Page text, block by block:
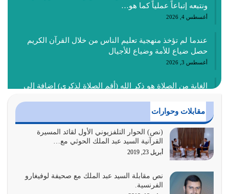
ونتبعه إتباعاً عملياً كما هو…
أغسطس 4, 2026
عندما لم تؤخذ منهجية تعليم الناس من خلال القرآن الكريم
حصل ضياع للأمة وضياع للأجيال
أغسطس 3, 2026
الغاية من الصلاة هو ذكر الله (أقم الصلاة لذكري) إضافة إلى
أغسطس 2, 2026
السبب الرئيسي لشقاء الأمة الابتعاد عن كتاب الله والتعدي
لحدود الله بالإضافات للدين
أغسطس 1, 2026
أبرز أسباب الشقاء هو الإعراض عن ذكر الله وعن هدى الله
المتمثل في القرآن الكريم
مقابلات وحوارات
(نص) الحوار التلفزيوني الأول لقائد المسيرة
القرآنية السيد عبد الملك الحوثي مع…
أبريل 23, 2019
نص مقابلة السيد عبد الملك مع صحيفة لوفيغارو
الفرنسية.